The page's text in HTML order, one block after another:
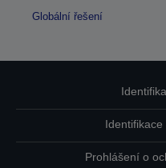
Globální řešení
Prohlášení o